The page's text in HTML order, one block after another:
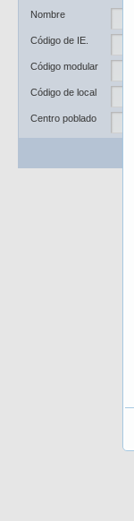
Nombre
Código de IE.
Código modular
Código de local
Centro poblado